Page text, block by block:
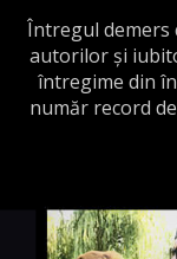
Întregul demers
autorilor și
întregime din
număr record